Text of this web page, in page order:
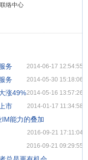
络中心
务 2014-06-17 12:54:55
务 2014-05-30 15:18:06
涨49%2014-05-16 13:57:26
市 2014-01-17 11:34:58
能力的叠加
2016-09-21 17:11:04
2016-09-21 09:29:55